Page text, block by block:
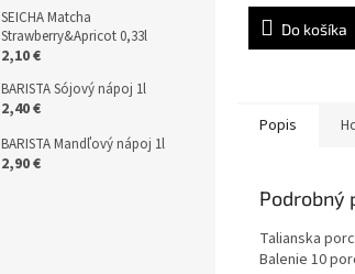
SEICHA Matcha
Strawberry&Apricot 0,33l
2,10 €
BARISTA Sójový nápoj 1l
2,40 €
BARISTA Mandľový nápoj 1l
2,90 €
Do košíka
Popis
Podrobný
Talianska
Balenie 10